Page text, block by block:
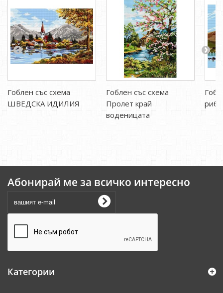
Гоблен със схема
ШВЕДСКА ИДИЛИЯ
Гоблен със схема
Пролет край
воденицата
Абонирай ме за всичко интересно
Категории